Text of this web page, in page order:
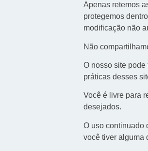
Apenas retemos
protegemos
modificação não
Não
O nosso site
práticas desses
Você é livre para
desejados.
O uso continuado
você tiver alguma